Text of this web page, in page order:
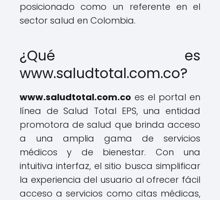
posicionado como un referente en el
sector salud en Colombia.
¿Qué es
www.saludtotal.com.co?
www.saludtotal.com.co es el portal en
línea de Salud Total EPS, una entidad
promotora de salud que brinda acceso
a una amplia gama de servicios
médicos y de bienestar. Con una
intuitiva interfaz, el sitio busca simplificar
la experiencia del usuario al ofrecer fácil
acceso a servicios como citas médicas,